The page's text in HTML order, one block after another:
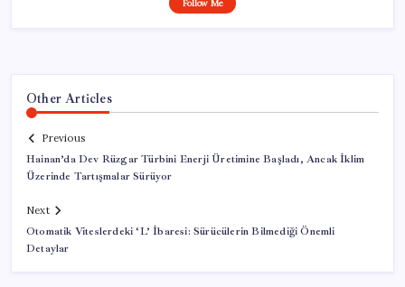
Follow Me
Other Articles
Previous
Hainan’da Dev Rüzgar Türbini Enerji Üretimine Başladı, Ancak İklim
Üzerinde Tartışmalar Sürüyor
Next
Otomatik Viteslerdeki ‘L’ İbaresi: Sürücülerin Bilmediği Önemli
Detaylar